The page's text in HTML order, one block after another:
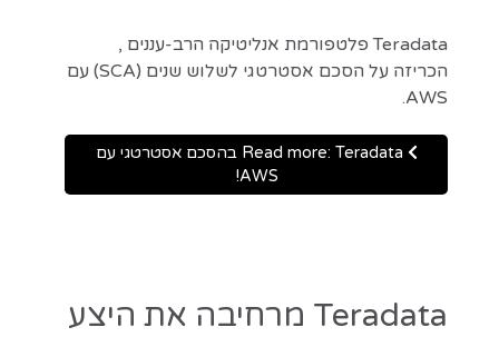
Teradata פלטפורמת אנליטיקה הרב-עננים ,
הכריזה על הסכם אסטרטגי לשלוש שנים (SCA) עם
AWS.
Read more: Teradata בהסכם אסטרטגי עם
AWS!
Teradata מרחיבה את היצע